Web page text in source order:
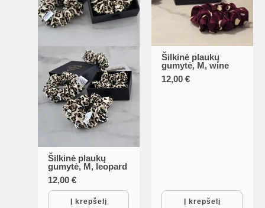
Šilkinė plaukų
gumytė, M, leopard
12,00€
Į krepšelį
Šilkinė plaukų
gumytė, M, wine
12,00€
Į krepšelį